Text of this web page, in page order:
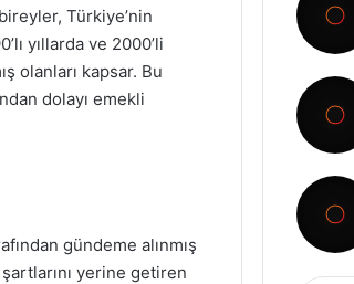
Türkiye’nin
yıllarda ve 2000’li
olanları kapsar. Bu
dolayı emekli
gündeme alınmış
yerine getiren